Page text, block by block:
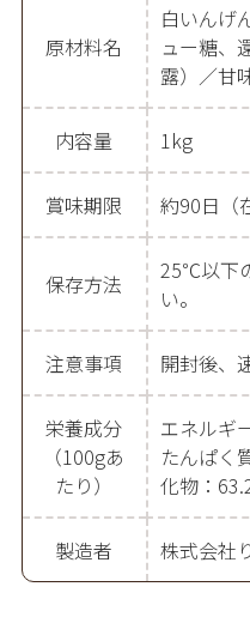
原材料名
白いんげ
ュー糖、
露）／甘
内容量 1kg
賞味期限 約90日（
保存方法
25℃以下
い。
注意事項 開封後、
栄養成分
（100gあ
たり）
エネルギ
たんぱ
化物：
製造者 株式会社